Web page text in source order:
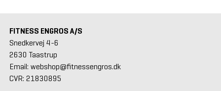
FITNESS ENGROS A/S
Snedkervej 4-6
2630 Taastrup
Email: webshop@fitnessengros.dk
CVR: 21830895